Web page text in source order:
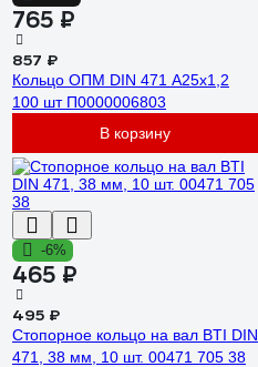
765 ₽
857 ₽
Кольцо ОПМ DIN 471 А25x1,2
100 шт П0000006803
В корзину
-6%
465 ₽
495 ₽
Стопорное кольцо на вал BTI DIN
471, 38 мм, 10 шт. 00471 705 38